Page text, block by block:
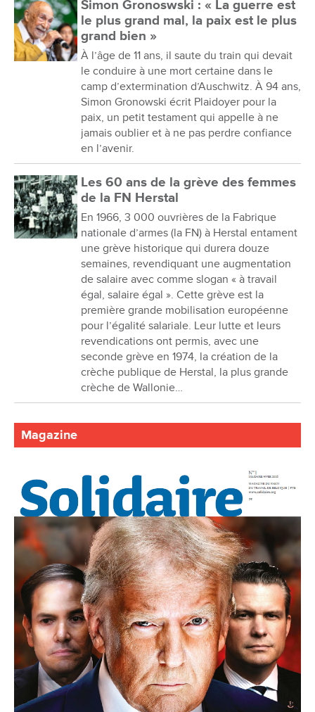
Simon Gronoswski : « La guerre est
le plus grand mal, la paix est le plus
grand bien »
À l’âge de 11 ans, il saute du train qui devait
le conduire à une mort certaine dans le
camp d’extermination d’Auschwitz. À 94 ans,
Simon Gronowski écrit Plaidoyer pour la
paix, un petit testament qui appelle à ne
jamais oublier et à ne pas perdre confiance
en l’avenir.
Les 60 ans de la grève des femmes
de la FN Herstal
En 1966, 3 000 ouvrières de la Fabrique
nationale d’armes (la FN) à Herstal entament
une grève historique qui durera douze
semaines, revendiquant une augmentation
de salaire avec comme slogan « à travail
égal, salaire égal ». Cette grève est la
première grande mobilisation européenne
pour l’égalité salariale. Leur lutte et leurs
revendications ont permis, avec une
seconde grève en 1974, la création de la
crèche publique de Herstal, la plus grande
crèche de Wallonie…
Magazine